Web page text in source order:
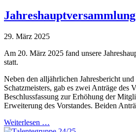
29. März 2025
Am 20. März 2025 fand unsere
statt.
Neben den alljährlichen Jahresbericht
Schatzmeisters, gab es zwei Anträge des
Beschlussfassung zur Erhöhung der
Erweiterung des Vorstandes. Beiden
Weiterlesen …